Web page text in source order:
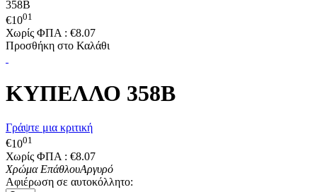
358B
€1001
Χωρίς ΦΠΑ : €8.07
Προσθήκη στο Καλάθι
ΚΥΠΕΛΛΟ 358B
Γράψτε μια κριτική
€1001
Χωρίς ΦΠΑ : €8.07
Χρώμα ΕπάθλουΑργυρό
Αφιέρωση σε αυτοκόλλητο: